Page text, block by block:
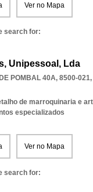
Ver no Mapa
search for:
Unipessoal, Lda
POMBAL 40A, 8500-021,
de marroquinaria e
especializados
Ver no Mapa
search for: